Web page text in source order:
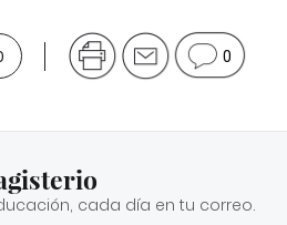
0
cada día en tu correo.